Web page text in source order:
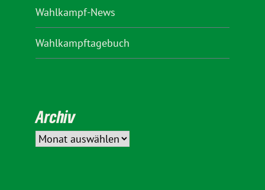
Wahlkampf-News
Wahlkampftagebuch
Archiv